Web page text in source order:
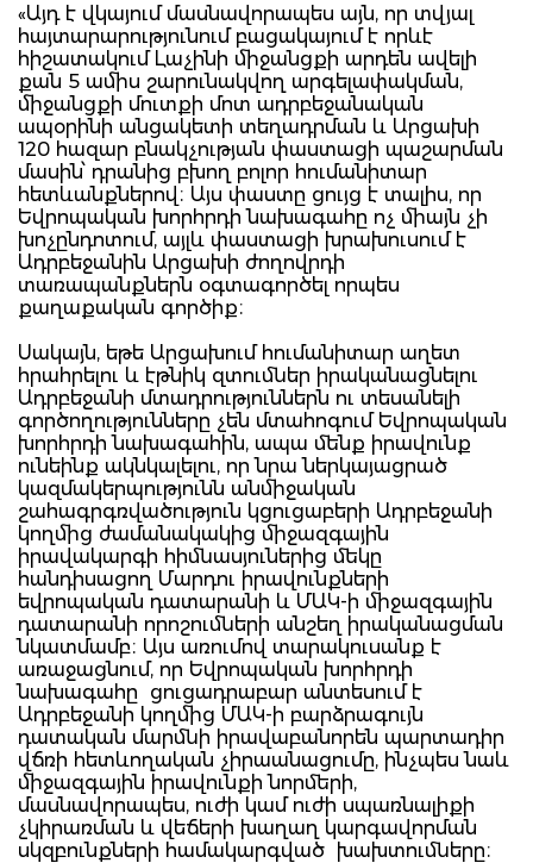
«Այդ է վկայում մասնավորապես այն, որ տվյալ
հայտարարությունում բացակայում է որևէ
հիշատակում Լաչինի միջանցքի արդեն ավելի
քան 5 ամիս շարունակվող արգելափակման,
միջանցքի մուտքի մոտ ադրբեջանական
ապօրինի անցակետի տեղադրման և Արցախի
120 հազար բնակչության փաստացի պաշարման
մասին՝ դրանից բխող բոլոր հումանիտար
հետևանքներով։ Այս փաստը ցույց է տալիս, որ
Եվրոպական խորհրդի նախագահը ոչ միայն չի
խոչընդոտում, այլև փաստացի խրախուսում է
Ադրբեջանին Արցախի ժողովրդի
տառապանքներն օգտագործել որպես
քաղաքական գործիք։
Սակայն, եթե Արցախում հումանիտար աղետ
հրահրելու և էթնիկ զտումներ իրականացնելու
Ադրբեջանի մտադրություններն ու տեսանելի
գործողությունները չեն մտահոգում Եվրոպական
խորհրդի նախագահին, ապա մենք իրավունք
ունեինք ակնկալելու, որ նրա ներկայացրած
կազմակերպությունն անմիջական
շահագրգռվածություն կցուցաբերի Ադրբեջանի
կողմից ժամանակակից միջազգային
իրավակարգի հիմնասյուներից մեկը
հանդիսացող Մարդու իրավունքների
եվրոպական դատարանի և ՄԱԿ-ի միջազգային
դատարանի որոշումների անշեղ իրականացման
նկատմամբ։ Այս առումով տարակուսանք է
առաջացնում, որ Եվրոպական խորհրդի
նախագահը ցուցադրաբար անտեսում է
Ադրբեջանի կողմից ՄԱԿ-ի բարձրագույն
դատական մարմնի իրավաբանորեն պարտադիր
վճռի հետևողական չիրաանացումը, ինչպես նաև
միջազգային իրավունքի նորմերի,
մասնավորապես, ուժի կամ ուժի սպառնալիքի
չկիրառման և վեճերի խաղաղ կարգավորման
սկզբունքների համակարգված խախտումները։